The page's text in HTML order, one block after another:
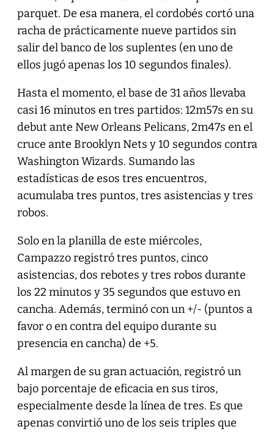
parquet. De esa manera, el cordobés cortó una
racha de prácticamente nueve partidos sin
salir del banco de los suplentes (en uno de
ellos jugó apenas los 10 segundos finales).
Hasta el momento, el base de 31 años llevaba
casi 16 minutos en tres partidos: 12m57s en su
debut ante New Orleans Pelicans, 2m47s en el
cruce ante Brooklyn Nets y 10 segundos contra
Washington Wizards. Sumando las
estadísticas de esos tres encuentros,
acumulaba tres puntos, tres asistencias y tres
robos.
Solo en la planilla de este miércoles,
Campazzo registró tres puntos, cinco
asistencias, dos rebotes y tres robos durante
los 22 minutos y 35 segundos que estuvo en
cancha. Además, terminó con un +/- (puntos a
favor o en contra del equipo durante su
presencia en cancha) de +5.
Al margen de su gran actuación, registró un
bajo porcentaje de eficacia en sus tiros,
especialmente desde la línea de tres. Es que
apenas convirtió uno de los seis triples que